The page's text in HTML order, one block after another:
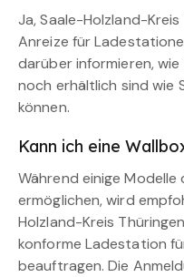
Ja, Saale-Holzland-
Anreize für
darüber informieren,
noch erhältlich sind wie
können.
Kann ich eine
Während einige
ermöglichen, wird
Holzland-Kreis
konforme Ladestation
beauftragen. Die